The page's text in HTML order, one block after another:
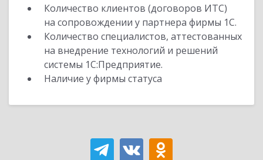
Количество клиентов (договоров ИТС)
на сопровождении у партнера фирмы 1С.
Количество специалистов, аттестованных
на внедрение технологий и решений
системы 1С:Предприятие.
Наличие у фирмы статуса